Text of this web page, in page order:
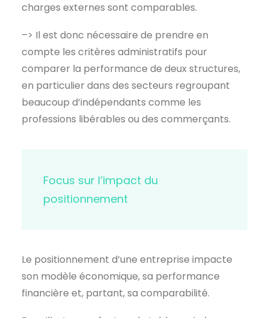
charges externes sont comparables.
–> Il est donc nécessaire de prendre en
compte les critères administratifs pour
comparer la performance de deux structures,
en particulier dans des secteurs regroupant
beaucoup d’indépendants comme les
professions libérables ou des commerçants.
Focus sur l’impact du
positionnement
Le positionnement d’une entreprise impacte
son modèle économique, sa performance
financière et, partant, sa comparabilité.